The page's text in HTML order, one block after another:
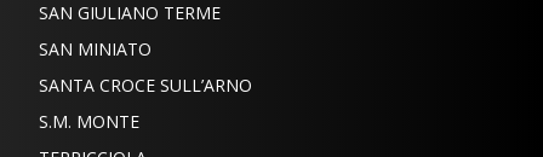
SAN GIULIANO TERME
SAN MINIATO
SANTA CROCE SULL’ARNO
S.M. MONTE